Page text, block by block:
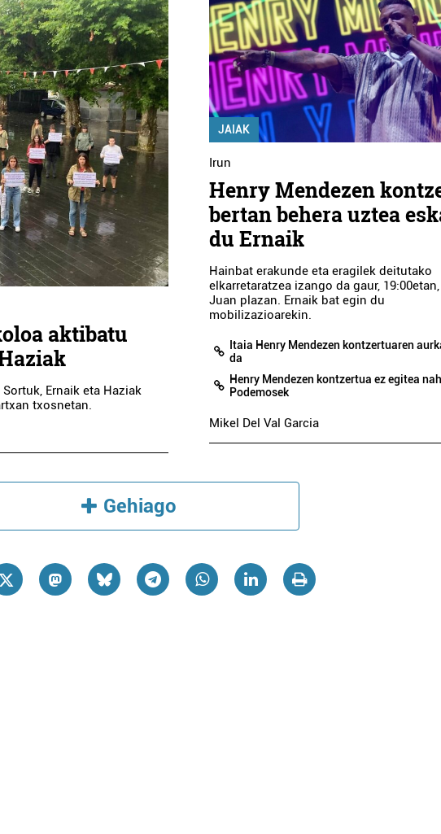
aktibatu
Ernaik eta Haziak
txosnetan.
JAIAK
Irun
Henry Mendezen
bertan behera uztea
du Ernaik
Hainbat erakunde eta eragilek deitutako
elkarretaratzea izango da gaur,
Juan plazan. Ernaik bat egin du
mobilizazioarekin.
Itaia Henry Mendezen kontzertuaren
da
Henry Mendezen kontzertua ez egitea
Podemosek
Mikel Del Val Garcia
Gehiago